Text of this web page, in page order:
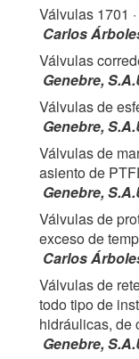
Válvulas 1701
Carlos
Válvulas
Genebre,
Válvulas de
Genebre,
Válvulas de
asiento de
Genebre,
Válvulas de
exceso de
Carlos
Válvulas de
todo tipo de
hidráulicas, de
Genebre,